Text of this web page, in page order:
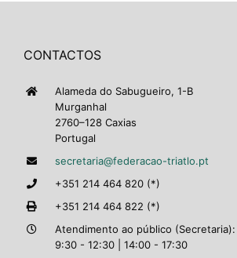
CONTACTOS
Alameda do Sabugueiro, 1-B
Murganhal
2760–128 Caxias
Portugal
secretaria@federacao-triatlo.pt
+351 214 464 820 (*)
+351 214 464 822 (*)
Atendimento ao público (Secretaria):
9:30 - 12:30 | 14:00 - 17:30